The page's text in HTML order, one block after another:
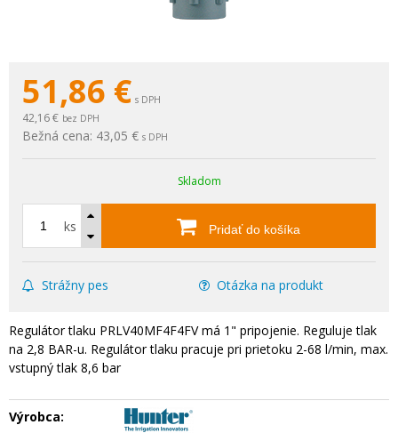
51,86 € s DPH
42,16 € bez DPH
Bežná cena: 43,05 € s DPH
Skladom
ks Pridať do košíka
Strážny pes Otázka na produkt
Regulátor tlaku PRLV40MF4F4FV má 1" pripojenie. Reguluje tlak
na 2,8 BAR-u. Regulátor tlaku pracuje pri prietoku 2-68 l/min, max.
vstupný tlak 8,6 bar
Výrobca: